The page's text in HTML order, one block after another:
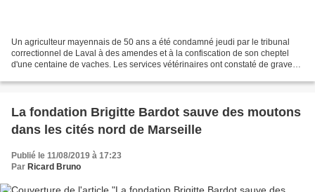
Un agriculteur mayennais de 50 ans a été condamné jeudi par le tribunal
correctionnel de Laval à des amendes et à la confiscation de son cheptel
d'une centaine de vaches. Les services vétérinaires ont constaté de graves
La fondation Brigitte Bardot sauve des moutons
dans les cités nord de Marseille
Publié le 11/08/2019 à 17:23
Par Ricard Bruno